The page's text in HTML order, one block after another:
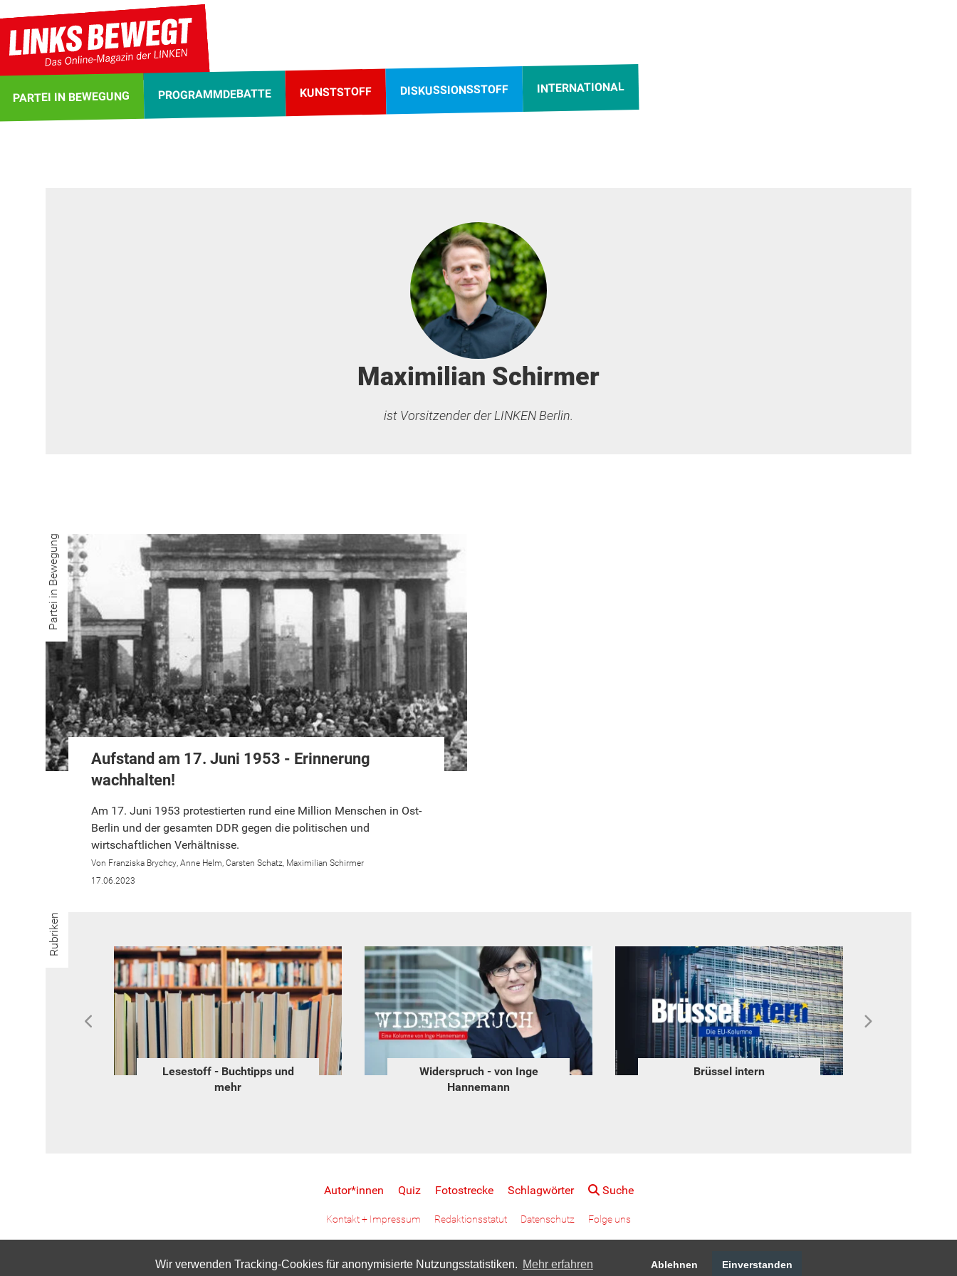
Wir verwenden Tracking-Cookies für anonymisierte Nutzungsstatistiken. Mehr erfahren Ablehnen Einverstanden
PARTEI IN BEWEGUNG PROGRAMMDEBATTE KUNSTSTOFF DISKUSSIONSSTOFF INTERNATIONAL
Maximilian Schirmer
ist Vorsitzender der LINKEN Berlin.
Partei in Bewegung
Aufstand am 17. Juni 1953 - Erinnerung
wachhalten!
Am 17. Juni 1953 protestierten rund eine Million Menschen in Ost-
Berlin und der gesamten DDR gegen die politischen und
wirtschaftlichen Verhältnisse.
Franziska Brychcy Anne Helm Carsten Schatz Maximilian Schirmer
17.06.2023
Rubriken
Lesestoff - Buchtipps und
mehr
Widerspruch - von Inge
Hannemann
Brüssel intern
Autor*innen Quiz Fotostrecke Schlagwörter Suche
Kontakt + Impressum Redaktionsstatut Datenschutz Folge uns